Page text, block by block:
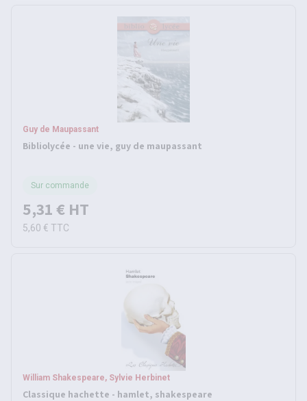
Guy de Maupassant
Bibliolycée - une vie, guy de maupassant
Sur commande
5,31 € HT
5,60 € TTC
William Shakespeare, Sylvie Herbinet
Classique hachette - hamlet, shakespeare